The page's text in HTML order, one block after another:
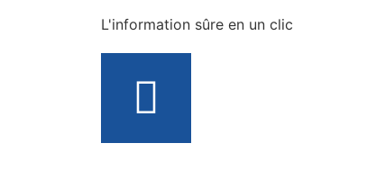
L'information sûre en un clic